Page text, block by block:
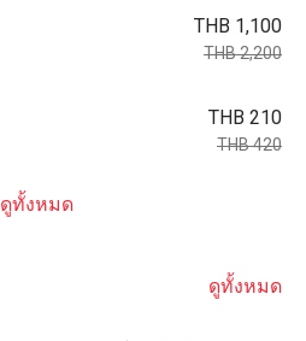
THB 1,100
THB 2,200
THB 210
THB 420
ดูทั้งหมด
ดูทั้งหมด